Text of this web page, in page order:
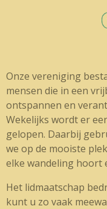
hoofdinhoud
Onze vereniging
mensen die in een
ontspannen en
Wekelijks wordt er
gelopen. Daarbij
we op de mooiste
elke wandeling hoort
Het lidmaatschap
kunt u zo vaak